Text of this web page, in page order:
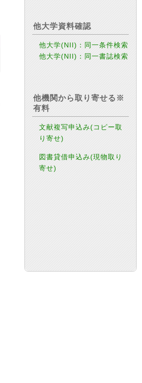
他大学資料確認
他大学(NII)：同一条件検索
他大学(NII)：同一書誌検索
他機関から取り寄せる※
有料
文献複写申込み(コピー取
り寄せ)
図書貸借申込み(現物取り
寄せ)